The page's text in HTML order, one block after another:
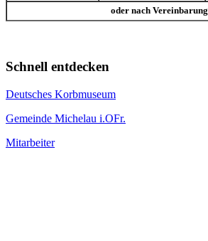
oder nach Vereinbarung
Schnell entdecken
Deutsches Korbmuseum
Gemeinde Michelau i.OFr.
Mitarbeiter